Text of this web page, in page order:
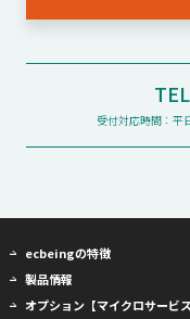
受付対応時間：
ecbeingの特徴
製品情報
オプション【マイクロサービス